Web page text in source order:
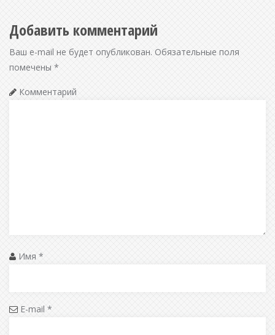
Добавить комментарий
Ваш e-mail не будет опубликован. Обязательные поля
помечены *
Комментарий
Имя *
E-mail *